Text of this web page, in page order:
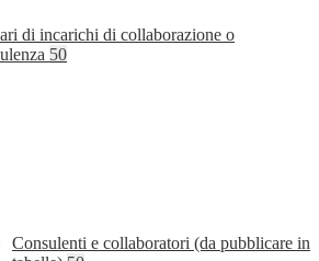
di incarichi di collaborazione o
50
Consulenti e collaboratori (da pubblicare in